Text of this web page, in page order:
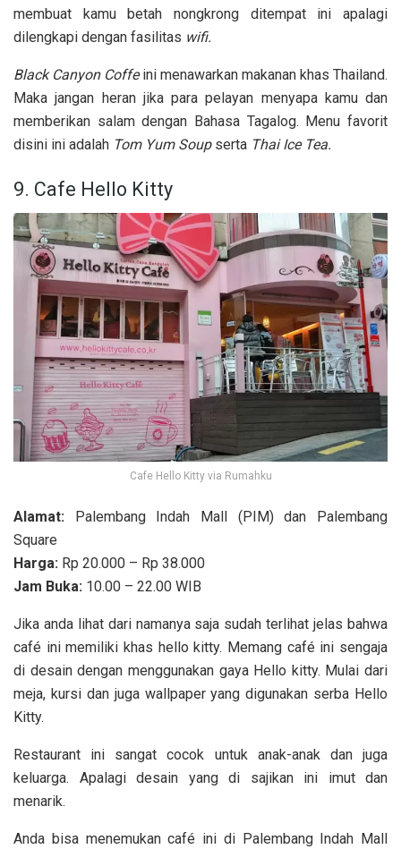
membuat kamu betah nongkrong ditempat ini apalagi
dilengkapi dengan fasilitas wifi.
Black Canyon Coffeini menawarkan makanan khas Thailand.
Maka jangan heran jika para pelayan menyapa kamu dan
memberikan salam dengan Bahasa Tagalog. Menu favorit
disini ini adalah Tom Yum Soupserta Thai Ice Tea.
9. Cafe Hello Kitty
Cafe Hello Kitty via Rumahku
Alamat:
Palembang Indah Mall (PIM) dan Palembang
Square
Harga: Rp 20.000 – Rp 38.000
Jam Buka: 10.00 – 22.00 WIB
Jika anda lihat dari namanya saja sudah terlihat jelas bahwa
café ini memiliki khas hello kitty. Memang café ini sengaja
di desain dengan menggunakan gaya Hello kitty. Mulai dari
meja, kursi dan juga wallpaper yang digunakan serba Hello
Kitty.
Restaurant ini sangat cocok untuk anak-anak dan juga
keluarga. Apalagi desain yang di sajikan ini imut dan
menarik.
Anda bisa menemukan café ini di Palembang Indah Mall